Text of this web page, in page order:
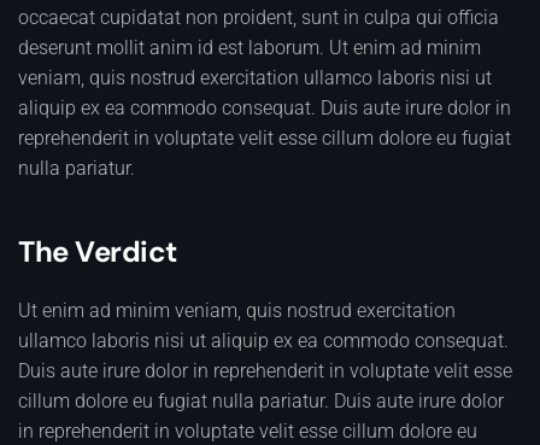
occaecat cupidatat non proident, sunt in culpa qui officia
deserunt mollit anim id est laborum. Ut enim ad minim
veniam, quis nostrud exercitation ullamco laboris nisi ut
aliquip ex ea commodo consequat. Duis aute irure dolor in
reprehenderit in voluptate velit esse cillum dolore eu fugiat
nulla pariatur.
The Verdict
Ut enim ad minim veniam, quis nostrud exercitation
ullamco laboris nisi ut aliquip ex ea commodo consequat.
Duis aute irure dolor in reprehenderit in voluptate velit esse
cillum dolore eu fugiat nulla pariatur. Duis aute irure dolor
in reprehenderit in voluptate velit esse cillum dolore eu